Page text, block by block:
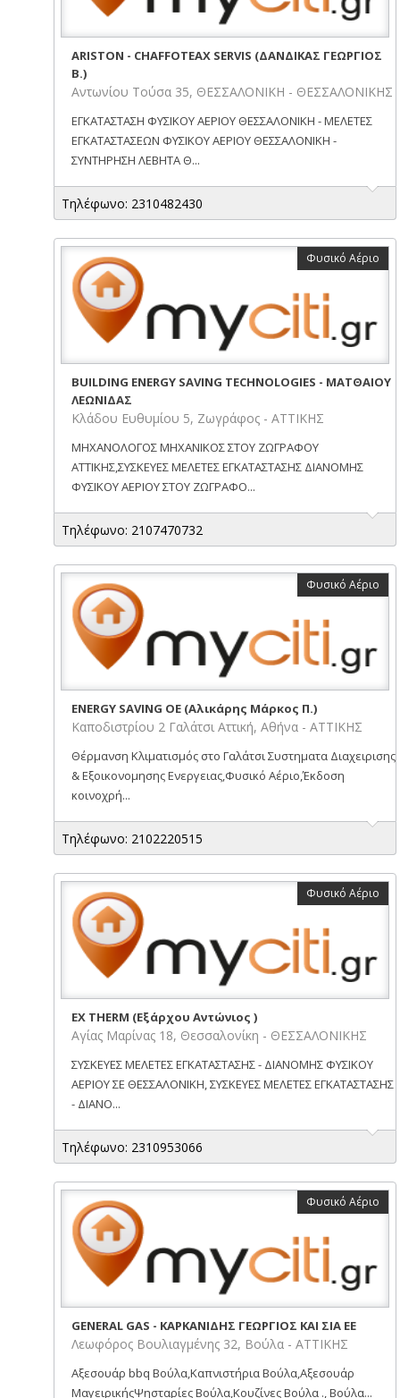
ARISTON - CHAFFOTEAX SERVIS (ΔΑΝΔΙΚΑΣ ΓΕΩΡΓΙΟΣ
Β.)
Αντωνίου Τούσα 35, ΘΕΣΣΑΛΟΝΙΚΗ - ΘΕΣΣΑΛΟΝΙΚΗΣ
ΕΓΚΑΤΑΣΤΑΣΗ ΦΥΣΙΚΟΥ ΑΕΡΙΟΥ ΘΕΣΣΑΛΟΝΙΚΗ - ΜΕΛΕΤΕΣ
ΕΓΚΑΤΑΣΤΑΣΕΩΝ ΦΥΣΙΚΟΥ ΑΕΡΙΟΥ ΘΕΣΣΑΛΟΝΙΚΗ -
ΣΥΝΤΗΡΗΣΗ ΛΕΒΗΤΑ Θ...
Τηλέφωνο: 2310482430
Φυσικό Αέριο
BUILDING ENERGY SAVING TECHNOLOGIES - ΜΑΤΘΑΙΟΥ
ΛΕΩΝΙΔΑΣ
Κλάδου Ευθυμίου 5, Ζωγράφος - ΑΤΤΙΚΗΣ
ΜΗΧΑΝΟΛΟΓΟΣ ΜΗΧΑΝΙΚΟΣ ΣΤΟΥ ΖΩΓΡΑΦΟΥ
ΑΤΤΙΚΗΣ,ΣΥΣΚΕΥΕΣ ΜΕΛΕΤΕΣ ΕΓΚΑΤΑΣΤΑΣΗΣ ΔΙΑΝΟΜΗΣ
ΦΥΣΙΚΟΥ ΑΕΡΙΟΥ ΣΤΟΥ ΖΩΓΡΑΦΟ...
Τηλέφωνο: 2107470732
Φυσικό Αέριο
ENERGY SAVING ΟΕ (Αλικάρης Μάρκος Π.)
Καποδιστρίου 2 Γαλάτσι Αττική, Αθήνα - ΑΤΤΙΚΗΣ
Θέρμανση Κλιματισμός στο Γαλάτσι Συστηματα Διαχειρισης
& Εξοικονομησης Ενεργειας,Φυσικό Αέριο,Έκδοση
κοινοχρή...
Τηλέφωνο: 2102220515
Φυσικό Αέριο
EX THERM (Εξάρχου Αντώνιος )
Αγίας Μαρίνας 18, Θεσσαλονίκη - ΘΕΣΣΑΛΟΝΙΚΗΣ
ΣΥΣΚΕΥΕΣ ΜΕΛΕΤΕΣ ΕΓΚΑΤΑΣΤΑΣΗΣ - ΔΙΑΝΟΜΗΣ ΦΥΣΙΚΟΥ
ΑΕΡΙΟΥ ΣΕ ΘΕΣΣΑΛΟΝΙΚΗ, ΣΥΣΚΕΥΕΣ ΜΕΛΕΤΕΣ ΕΓΚΑΤΑΣΤΑΣΗΣ
- ΔΙΑΝΟ...
Τηλέφωνο: 2310953066
Φυσικό Αέριο
GENERAL GAS - ΚΑΡΚΑΝΙΔΗΣ ΓΕΩΡΓΙΟΣ ΚΑΙ ΣΙΑ ΕΕ
Λεωφόρος Βουλιαγμένης 32, Βούλα - ΑΤΤΙΚΗΣ
Αξεσουάρ bbq Βούλα,Καπνιστήρια Βούλα,Αξεσουάρ
ΜαγειρικήςΨησταρίες Βούλα,Κουζίνες Βούλα ., Βούλα...